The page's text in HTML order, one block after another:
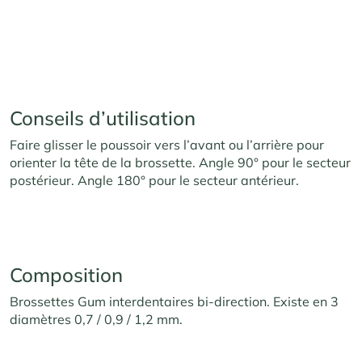
Conseils d’utilisation
Faire glisser le poussoir vers l’avant ou l’arrière pour
orienter la tête de la brossette. Angle 90° pour le secteur
postérieur. Angle 180° pour le secteur antérieur.
Composition
Brossettes Gum interdentaires bi-direction. Existe en 3
diamètres 0,7 / 0,9 / 1,2 mm.